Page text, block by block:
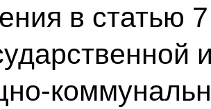
в статью